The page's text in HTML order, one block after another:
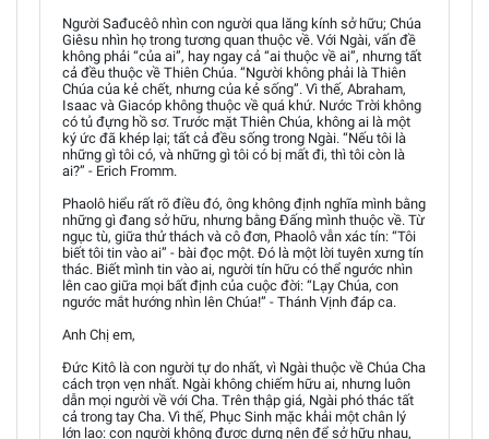
Người Sađucêô nhìn con người qua lăng kính sở hữu; Chúa
Giêsu nhìn họ trong tương quan thuộc về. Với Ngài, vấn đề
không phải “của ai”, hay ngay cả “ai thuộc về ai”, nhưng tất
cả đều thuộc về Thiên Chúa. “Người không phải là Thiên
Chúa của kẻ chết, nhưng của kẻ sống”. Vì thế, Abraham,
Isaac và Giacóp không thuộc về quá khứ. Nước Trời không
có tủ đựng hồ sơ. Trước mặt Thiên Chúa, không ai là một
ký ức đã khép lại; tất cả đều sống trong Ngài. “Nếu tôi là
những gì tôi có, và những gì tôi có bị mất đi, thì tôi còn là
ai?” - Erich Fromm.
Phaolô hiểu rất rõ điều đó, ông không định nghĩa mình bằng
những gì đang sở hữu, nhưng bằng Đấng mình thuộc về. Từ
ngục tù, giữa thử thách và cô đơn, Phaolô vẫn xác tín: “Tôi
biết tôi tin vào ai” - bài đọc một. Đó là một lời tuyên xưng tín
thác. Biết mình tin vào ai, người tín hữu có thể ngước nhìn
lên cao giữa mọi bất định của cuộc đời: “Lạy Chúa, con
ngước mắt hướng nhìn lên Chúa!” - Thánh Vịnh đáp ca.
Anh Chị em,
Đức Kitô là con người tự do nhất, vì Ngài thuộc về Chúa Cha
cách trọn vẹn nhất. Ngài không chiếm hữu ai, nhưng luôn
dẫn mọi người về với Cha. Trên thập giá, Ngài phó thác tất
cả trong tay Cha. Vì thế, Phục Sinh mặc khải một chân lý
lớn lao: con người không được dựng nên để sở hữu nhau,